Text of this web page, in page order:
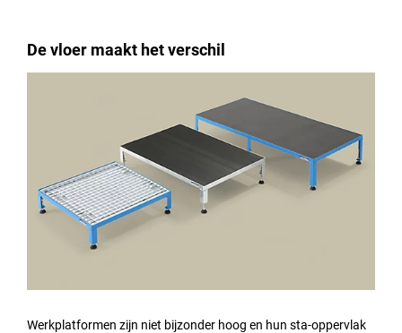
De vloer maakt het verschil
Werkplatformen zijn niet bijzonder hoog en hun sta-oppervlak